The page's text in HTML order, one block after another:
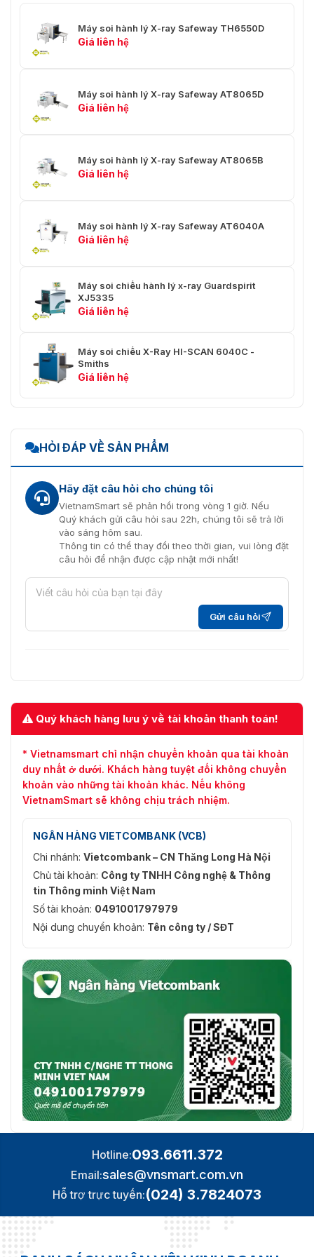
Máy soi hành lý X-ray Safeway TH6550D
Giá liên hệ
Máy soi hành lý X-ray Safeway AT8065D
Giá liên hệ
Máy soi hành lý X-ray Safeway AT8065B
Giá liên hệ
Máy soi hành lý X-ray Safeway AT6040A
Giá liên hệ
Máy soi chiếu hành lý x-ray Guardspirit
XJ5335
Giá liên hệ
Máy soi chiếu X-Ray HI-SCAN 6040C -
Smiths
Giá liên hệ
HỎI ĐÁP VỀ SẢN PHẨM
Hãy đặt câu hỏi cho chúng tôi
VietnamSmart sẽ phản hồi trong vòng 1 giờ. Nếu
Quý khách gửi câu hỏi sau 22h, chúng tôi sẽ trả lời
vào sáng hôm sau.
Thông tin có thể thay đổi theo thời gian, vui lòng đặt
câu hỏi để nhận được cập nhật mới nhất!
Gửi câu hỏi
Quý khách hàng lưu ý về tài khoản thanh toán!
* Vietnamsmart chỉ nhận chuyển khoản qua tài khoản
duy nhất ở dưới. Khách hàng tuyệt đối không chuyển
khoản vào những tài khoản khác. Nếu không
VietnamSmart sẽ không chịu trách nhiệm.
NGÂN HÀNG VIETCOMBANK (VCB)
Chi nhánh: Vietcombank – CN Thăng Long Hà Nội
Chủ tài khoản: Công ty TNHH Công nghệ & Thông
tin Thông minh Việt Nam
Số tài khoản: 0491001797979
Nội dung chuyển khoản: Tên công ty / SĐT
Hotline:093.6611.372
Email:sales@vnsmart.com.vn
Hỗ trợ trực tuyến:(024) 3.7824073